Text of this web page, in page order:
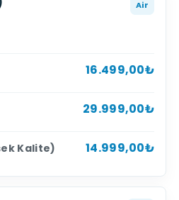
Air
16.499,00₺
29.999,00₺
Kalite) 14.999,00₺